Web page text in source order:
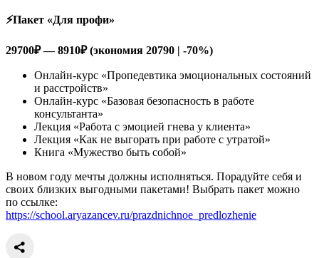
⚡️Пакет «Для профи»
29700₽ — 8910₽ (экономия 20790 | -70%)
Онлайн-курс «Пропедевтика эмоциональных состояний
и расстройств»
Онлайн-курс «Базовая безопасность в работе
консультанта»
Лекция «Работа с эмоцией гнева у клиента»
Лекция «Как не выгорать при работе с утратой»
Книга «Мужество быть собой»
В новом году мечты должны исполняться. Порадуйте себя и
своих близких выгодными пакетами! Выбрать пакет можно
по ссылке:
https://school.aryazancev.ru/prazdnichnoe_predlozhenie